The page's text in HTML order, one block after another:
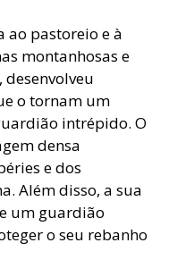
ao pastoreio e à
montanhosas e
o tornam um
intrépido. O
densa
e dos
Além disso, a sua
um guardião
o seu rebanho